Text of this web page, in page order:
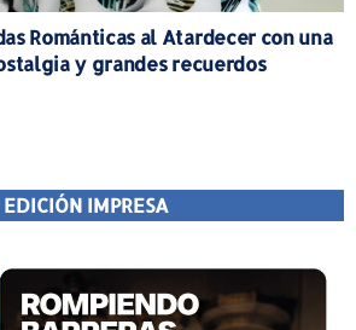
Románticas al Atardecer con una
y grandes recuerdos
EDICIÓN IMPRESA